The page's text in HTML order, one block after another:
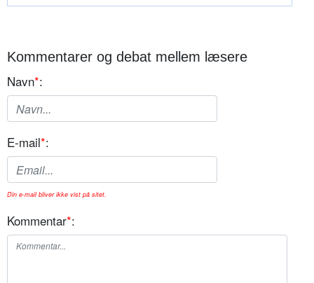
Kommentarer og debat mellem læsere
Navn*:
E-mail*:
Din e-mail bliver ikke vist på sitet.
Kommentar*: